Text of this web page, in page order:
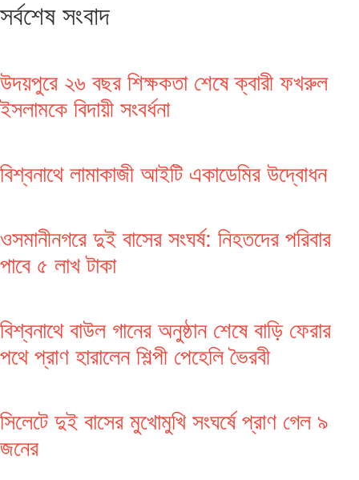
সর্বশেষ সংবাদ
উদয়পুরে ২৬ বছর শিক্ষকতা শেষে ক্বারী ফখরুল
ইসলামকে বিদায়ী সংবর্ধনা
বিশ্বনাথে লামাকাজী আইটি একাডেমির উদ্বোধন
ওসমানীনগরে দুই বাসের সংঘর্ষ: নিহতদের পরিবার
পাবে ৫ লাখ টাকা
বিশ্বনাথে বাউল গানের অনুষ্ঠান শেষে বাড়ি ফেরার
পথে প্রাণ হারালেন শিল্পী পেহেলি ভৈরবী
সিলেটে দুই বাসের মুখোমুখি সংঘর্ষে প্রাণ গেল ৯
জনের